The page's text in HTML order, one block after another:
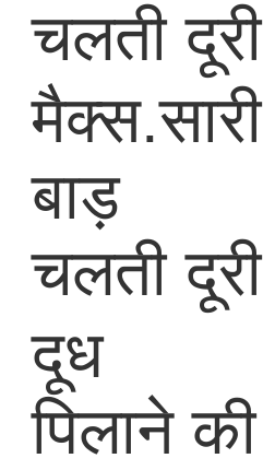
चलती दूरी
मैक्स.सारी
बाड़
चलती दूरी
दूध
पिलाने की